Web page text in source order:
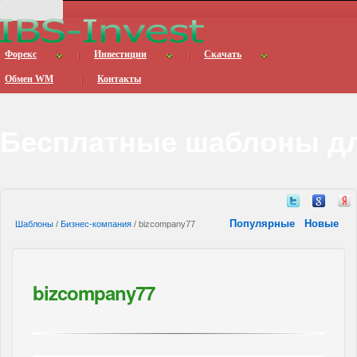
Форекс Инвестиции Скачать
Обмен WM Контакты
Шаблоны / Бизнес-компания / bizcompany77 Популярные Новые
bizcompany77